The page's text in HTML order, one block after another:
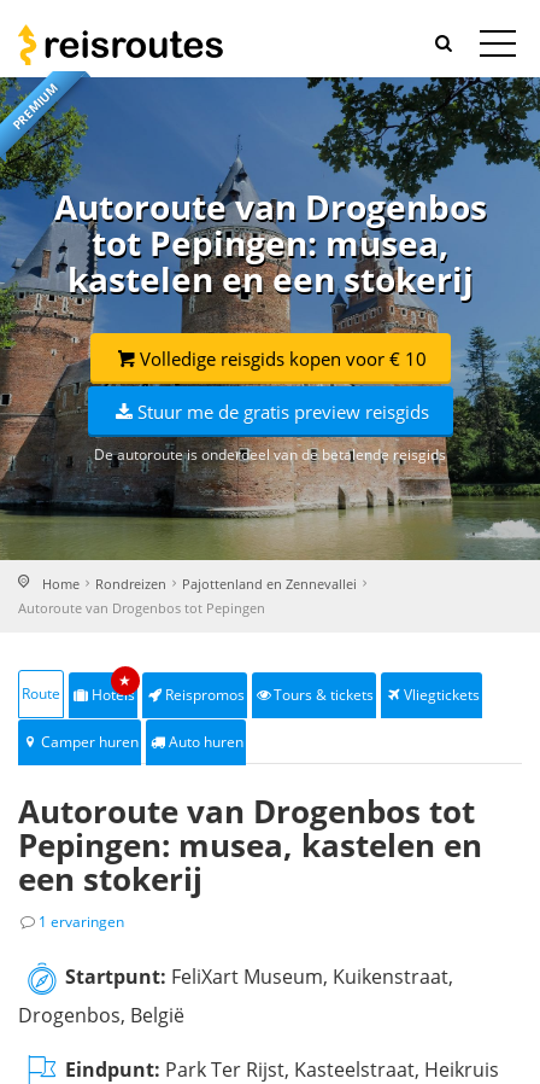
PREMIUM
Autoroute van Drogenbos
tot Pepingen: musea,
kastelen en een stokerij
Volledige reisgids kopen voor € 10
Stuur me de gratis preview reisgids
De autoroute is onderdeel van de betalende reisgids
Home Rondreizen
Pajottenland en Zennevallei
Autoroute van Drogenbos tot Pepingen
Route Hotels
★
Reispromos Tours & tickets Vliegtickets
Camper huren Auto huren
Autoroute van Drogenbos tot
Pepingen: musea, kastelen en
een stokerij
1 ervaringen
Startpunt: FeliXart Museum, Kuikenstraat,
Drogenbos, België
Eindpunt: Park Ter Rijst, Kasteelstraat, Heikruis